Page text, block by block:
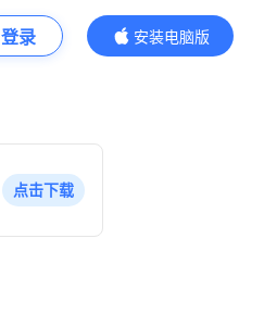
登录
安装电脑版
内容更精彩
点击下载